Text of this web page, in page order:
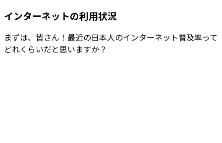
インターネットの利用状況
まずは、皆さん！最近の日本人のインターネット普及率って
どれくらいだと思いますか？